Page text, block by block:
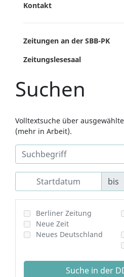
Kontakt
Zeitungen an der SBB-PK
Zeitungslesesaal
Suchen
Volltextsuche über ausgewählte
(mehr in Arbeit).
bis
Berliner Zeitung
Neue Zeit
Neues Deutschland
Suche in der